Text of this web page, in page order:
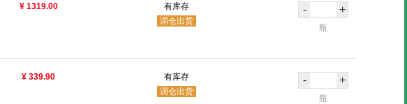
¥ 1319.00
有库存
调仓出货
- +
瓶
¥ 339.90
有库存
调仓出货
- +
瓶